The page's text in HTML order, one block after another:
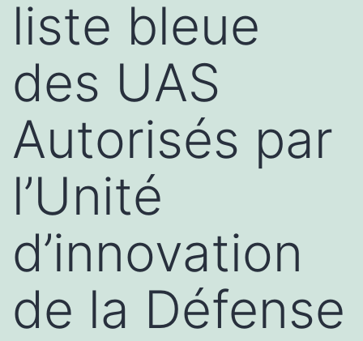
liste bleue
des UAS
Autorisés par
l’Unité
d’innovation
de la Défense